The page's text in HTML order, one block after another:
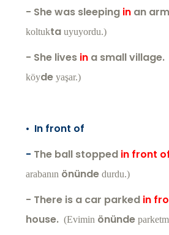
- She was sleeping in an
koltukta uyuyordu.)
- She lives in a small village.
köyde yaşar.)
• In front of
- The ball stopped in front
arabanın önünde durdu.)
- There is a car parked in
house. (Evimin önünde